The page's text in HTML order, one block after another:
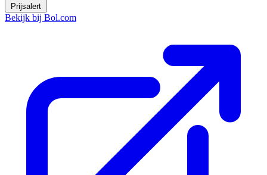
Prijsalert
Bekijk bij Bol.com